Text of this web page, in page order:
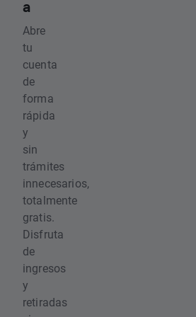
a
Abre
tu
cuenta
de
forma
rápida
y
sin
trámites
innecesarios,
totalmente
gratis.
Disfruta
de
ingresos
y
retiradas